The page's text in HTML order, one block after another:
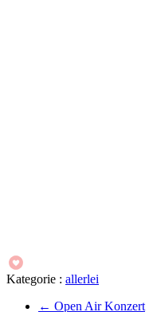
Kategorie : allerlei
← Open Air Konzert